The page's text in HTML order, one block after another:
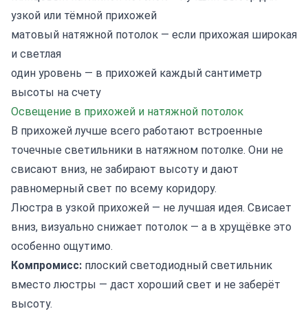
узкой или тёмной прихожей
матовый натяжной потолок — если прихожая широкая
и светлая
один уровень — в прихожей каждый сантиметр
высоты на счету
Освещение в прихожей и натяжной потолок
В прихожей лучше всего работают встроенные
точечные светильники в натяжном потолке. Они не
свисают вниз, не забирают высоту и дают
равномерный свет по всему коридору.
Люстра в узкой прихожей — не лучшая идея. Свисает
вниз, визуально снижает потолок — а в хрущёвке это
особенно ощутимо.
Компромисс: плоский светодиодный светильник
вместо люстры — даст хороший свет и не заберёт
высоту.